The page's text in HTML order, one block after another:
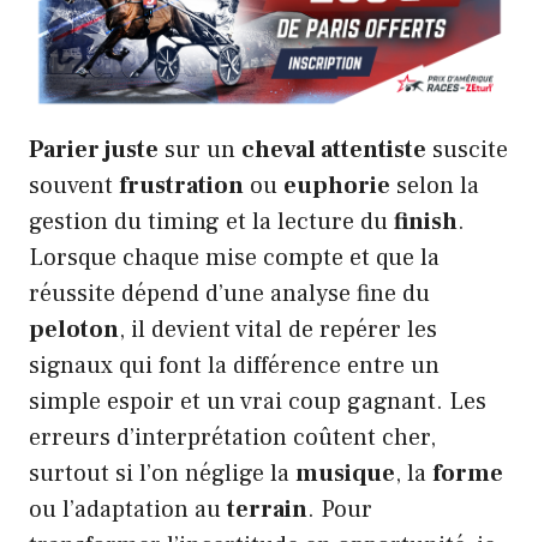
Parier juste sur un cheval attentiste suscite
souvent frustration ou euphorie selon la
gestion du timing et la lecture dufinish.
Lorsque chaque mise compte et que la
réussite dépend d’une analyse fine du
peloton, il devient vital de repérer les
signaux qui font la différence entre un
simple espoir et un vrai coup gagnant. Les
erreurs d’interprétation coûtent cher,
surtout si l’on néglige lamusique, laforme
ou l’adaptation auterrain. Pour